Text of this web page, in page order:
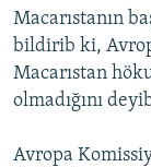
İNFOQRAFIKA
KARIKATURA
AZƏRBAYCAN
İSLAM VƏ
İZ - MƏDƏNIYYƏT
MISSIYAMIZ
PEŞƏ ETIKASI VƏ
BIZI IZLƏ
RFE/RL-in
Macarıstanın
bildirib ki,
Macarıstan
olmadığını
Avropa